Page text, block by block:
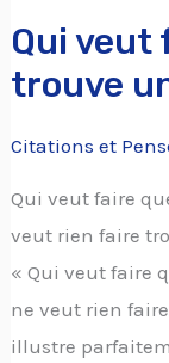
Qui veut
trouve
Citations et
Qui veut faire
veut rien faire
« Qui veut faire
ne veut rien
illustre